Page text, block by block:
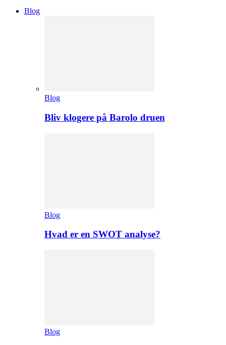
Blog
Blog
Bliv klogere på Barolo druen
Blog
Hvad er en SWOT analyse?
Blog